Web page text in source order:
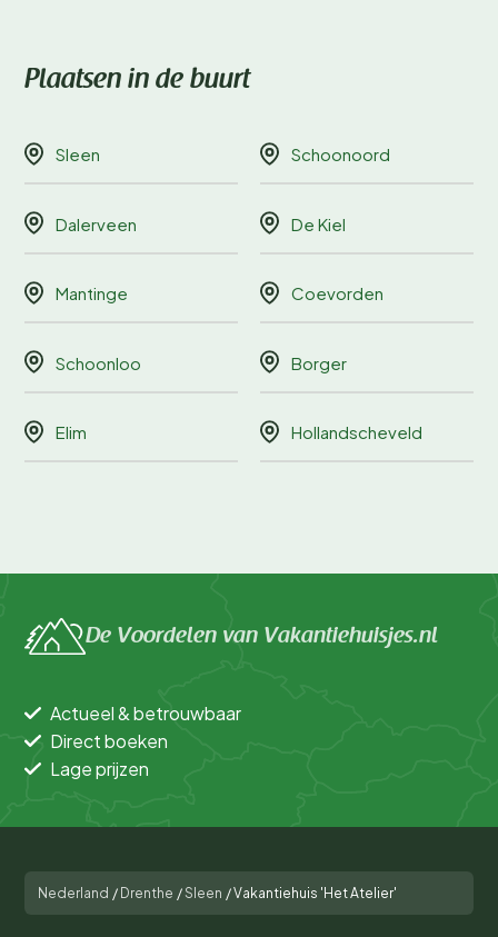
Plaatsen in de buurt
Sleen Schoonoord
Dalerveen De Kiel
Mantinge Coevorden
Schoonloo Borger
Elim Hollandscheveld
De Voordelen van Vakantiehuisjes.nl
Actueel & betrouwbaar
Direct boeken
Lage prijzen
Nederland / Drenthe /Sleen /Vakantiehuis 'Het Atelier'